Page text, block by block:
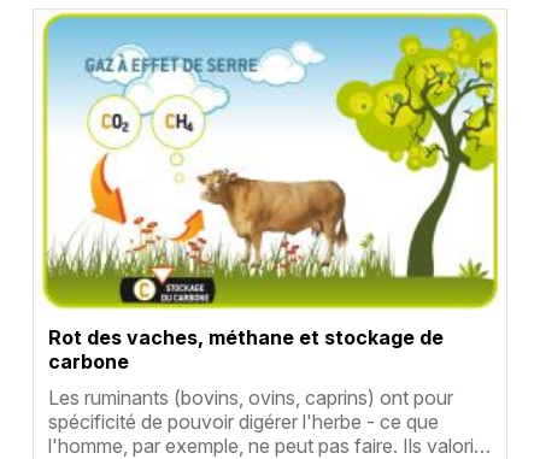
l’herbe a des effets positifs sur l’environnement.
Vignette
Rot des vaches, méthane et stockage de
carbone
Résumé
Les ruminants (bovins, ovins, caprins) ont pour
spécificité de pouvoir digérer l'herbe - ce que
l'homme, par exemple, ne peut pas faire. Ils valori…